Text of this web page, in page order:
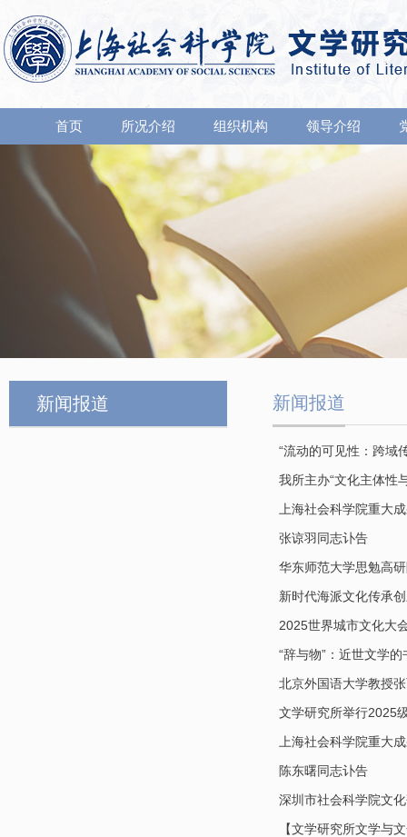
首页 所况介绍 组织机构 领导介绍
新闻报道 新闻报道
“流动的可见性：跨域
我所主办“文化主体性
上海社会科学院重大
张谅羽同志讣告
华东师范大学思勉高
新时代海派文化传承
2025世界城市文化大
“辞与物”：近世文学
北京外国语大学教授
文学研究所举行2025
上海社会科学院重大
陈东曙同志讣告
深圳市社会科学院文
【文学研究所文学与